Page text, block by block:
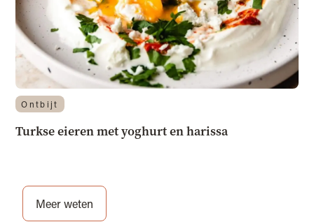
Ontbijt
Turkse eieren met yoghurt en harissa
Meer weten